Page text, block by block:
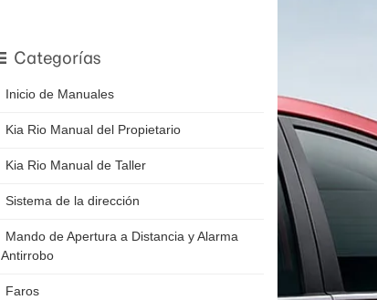
Categorías
Inicio de Manuales
Kia Rio Manual del Propietario
Kia Rio Manual de Taller
Sistema de la dirección
Mando de Apertura a Distancia y Alarma
Antirrobo
Faros